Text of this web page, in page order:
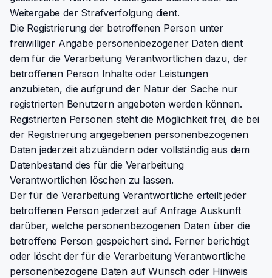
Weitergabe der Strafverfolgung dient.
Die Registrierung der betroffenen Person unter
freiwilliger Angabe personenbezogener Daten dient
dem für die Verarbeitung Verantwortlichen dazu, der
betroffenen Person Inhalte oder Leistungen
anzubieten, die aufgrund der Natur der Sache nur
registrierten Benutzern angeboten werden können.
Registrierten Personen steht die Möglichkeit frei, die bei
der Registrierung angegebenen personenbezogenen
Daten jederzeit abzuändern oder vollständig aus dem
Datenbestand des für die Verarbeitung
Verantwortlichen löschen zu lassen.
Der für die Verarbeitung Verantwortliche erteilt jeder
betroffenen Person jederzeit auf Anfrage Auskunft
darüber, welche personenbezogenen Daten über die
betroffene Person gespeichert sind. Ferner berichtigt
oder löscht der für die Verarbeitung Verantwortliche
personenbezogene Daten auf Wunsch oder Hinweis